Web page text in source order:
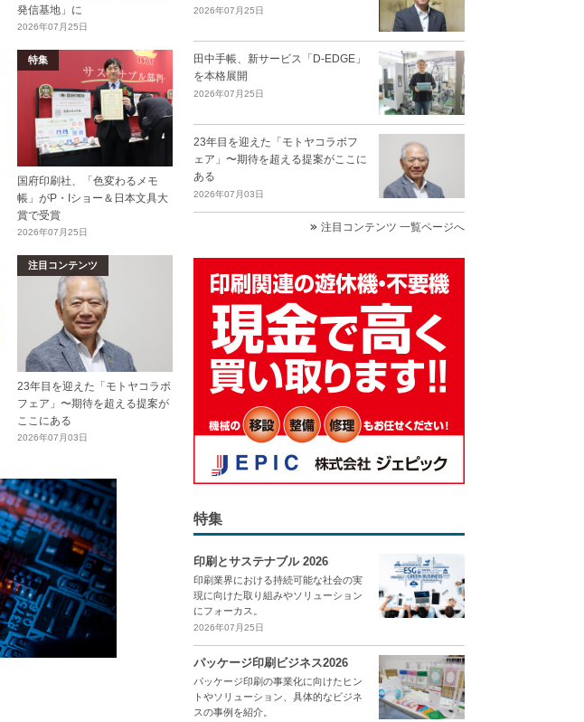
発信基地」に
2026年07月25日
特集
国府印刷社、「色変わるメモ
帳」がP・Iショー＆日本文具大
賞で受賞
2026年07月25日
注目コンテンツ
23年目を迎えた「モトヤコラボ
フェア」〜期待を超える提案が
ここにある
2026年07月03日
2026年07月25日
田中手帳、新サービス「D-EDGE」
を本格展開
2026年07月25日
23年目を迎えた「モトヤコラボフ
ェア」〜期待を超える提案がここに
ある
2026年07月03日
注目コンテンツ 一覧ページへ
特集
印刷とサステナブル 2026
印刷業界における持続可能な社会の実
現に向けた取り組みやソリューション
にフォーカス。
2026年07月25日
パッケージ印刷ビジネス2026
パッケージ印刷の事業化に向けたヒン
トやソリューション、具体的なビジネ
スの事例を紹介。